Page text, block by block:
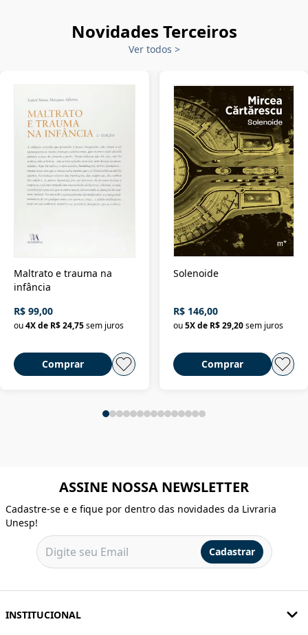
Novidades Terceiros
Ver todos >
Maltrato e trauma na
infância
R$ 99,00
ou4X de R$ 24,75sem juros
Comprar
Solenoide
R$ 146,00
ou 5X de R$ 29,20 sem juros
Comprar
ASSINE NOSSA NEWSLETTER
Cadastre-se e e fique por dentro das novidades da Livraria
Unesp!
Cadastrar
INSTITUCIONAL